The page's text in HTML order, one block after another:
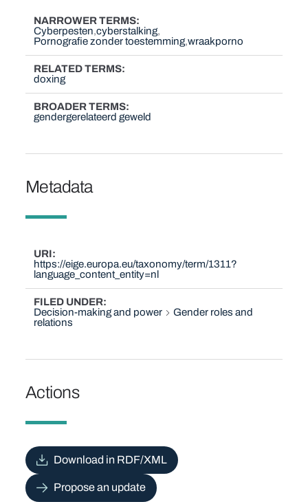
NARROWER TERMS
Cyberpesten cyberstalking
Pornografie zonder toestemming wraakporno
RELATED TERMS
doxing
BROADER TERMS
gendergerelateerd geweld
Metadata
URI
https://eige.europa.eu/taxonomy/term/1311?
language_content_entity=nl
FILED UNDER
Decision-making and power
Gender roles and
relations
Actions
Download in RDF/XML
Propose an update